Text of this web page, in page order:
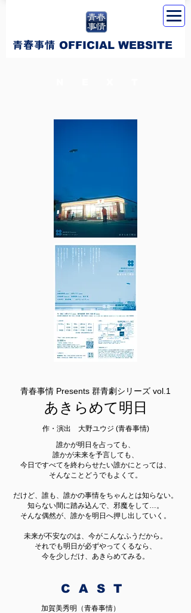
​青春事情 OFFICIAL WEBSITE
青春事情 Presents 群青劇シリーズ vol.1
​あきらめて明日
作・演出 大野ユウジ (青春事情)
誰かが明日を占っても、
誰かが未来を予言しても、
今日ですべてを終わらせたい誰かにとっては、
そんなことどうでもよくて。
だけど、誰も、誰かの事情をちゃんとは知らない。
知らない間に踏み込んで、邪魔をして…。
そんな偶然が、誰かを明日へ押し出していく。
未来が不安なのは、今がこんなふうだから。
それでも明日が必ずやってくるなら、
今を少しだけ、あきらめてみる。
CAST
加賀美秀明（青春事情）